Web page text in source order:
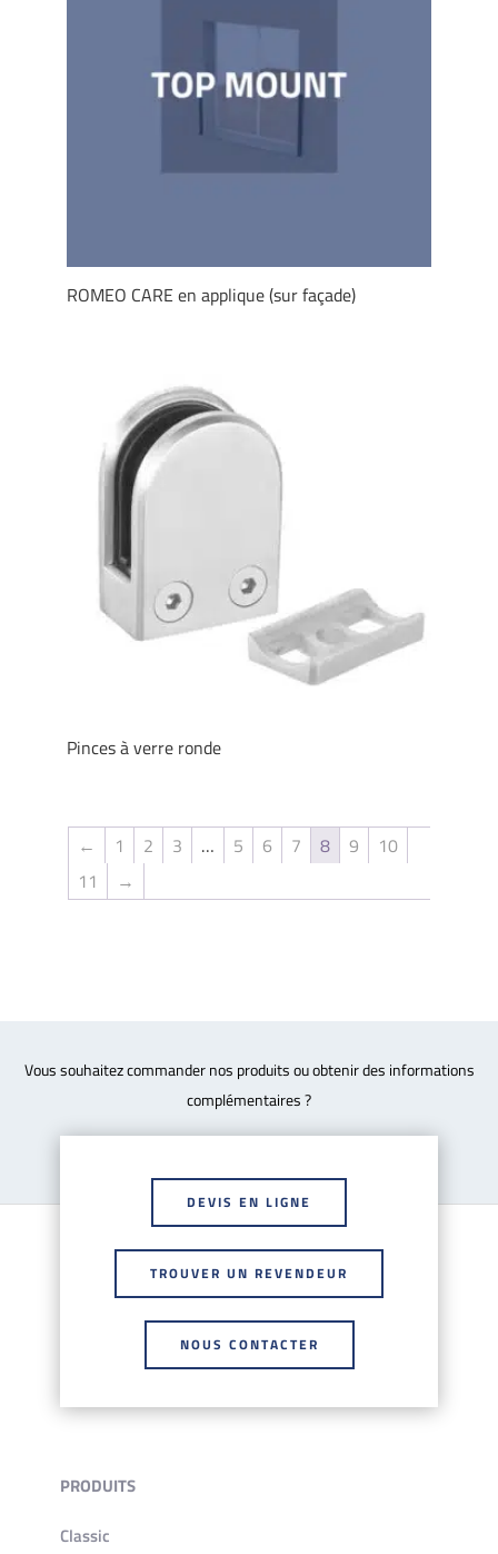
ROMEO CARE en applique (sur façade)
Pinces à verre ronde
← 1 2 3 … 5 6 7 8 9
10
11
→
Vous souhaitez commander nos produits ou obtenir des informations
complémentaires ?
DEVIS EN LIGNE
TROUVER UN REVENDEUR
NOUS CONTACTER
PRODUITS
Classic